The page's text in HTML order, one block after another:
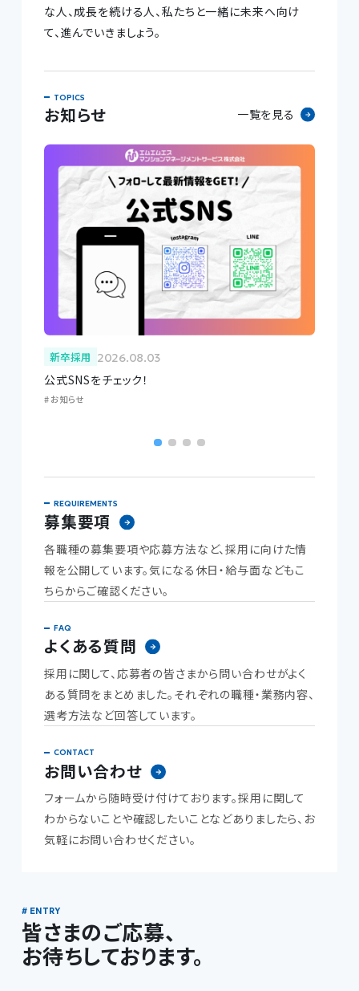
な人、成長を続ける人、私たちと一緒に未来へ向け
て、進んでいきましょう。
お知らせ 一覧を見る
新卒採用 2026.08.03
公式SNSをチェック！
お知らせ
募集要項
各職種の募集要項や応募方法など、採用に向けた情
報を公開しています。気になる休日・給与面などもこ
ちらからご確認ください。
よくある質問
採用に関して、応募者の皆さまから問い合わせがよく
ある質問をまとめました。それぞれの職種・業務内容、
選考方法など回答しています。
お問い合わせ
フォームから随時受け付けております。採用に関して
わからないことや確認したいことなどありましたら、お
気軽にお問い合わせください。
皆さまのご応募、
お待ちしております。